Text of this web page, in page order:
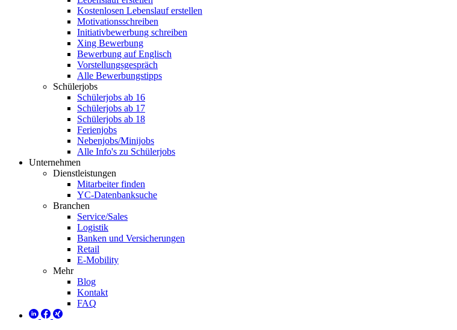
Kostenlosen Lebenslauf erstellen
Motivationsschreiben
Initiativbewerbung schreiben
Xing Bewerbung
Bewerbung auf Englisch
Vorstellungsgespräch
Alle Bewerbungstipps
Schülerjobs
Schülerjobs ab 16
Schülerjobs ab 17
Schülerjobs ab 18
Ferienjobs
Nebenjobs/Minijobs
Alle Info's zu Schülerjobs
Unternehmen
Dienstleistungen
Mitarbeiter finden
YC-Datenbanksuche
Branchen
Service/Sales
Logistik
Banken und Versicherungen
Retail
E-Mobility
Mehr
Blog
Kontakt
FAQ